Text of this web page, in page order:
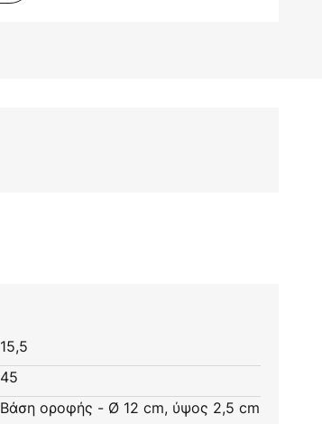
15,5
45
Βάση οροφής - Ø 12 cm, ύψος 2,5 cm